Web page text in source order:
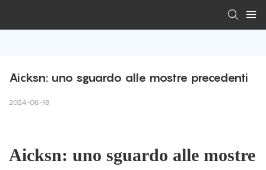
Aicksn: uno sguardo alle mostre precedenti
2024-06-18
Aicksn: uno sguardo alle mostre